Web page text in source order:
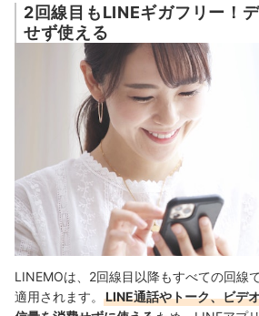
2回線目もLINEギガフリー！
せず使える
LINEMOは、2回線目以降もすべての回線
適用されます。
LINE通話やトーク、ビデ